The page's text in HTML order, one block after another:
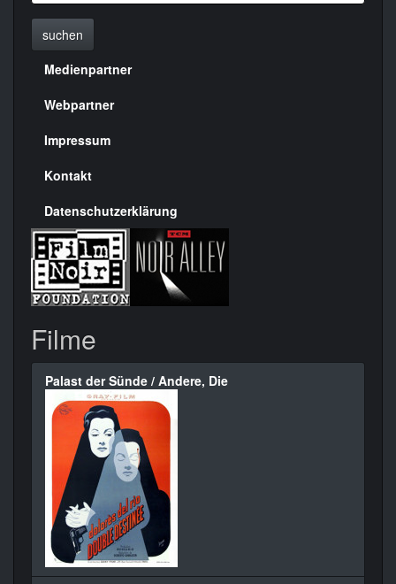
suchen
Menülinks
rechte
Seite
Medienpartner
Webpartner
Impressum
Kontakt
Datenschutzerklärung
Filme
Palast der Sünde / Andere, Die